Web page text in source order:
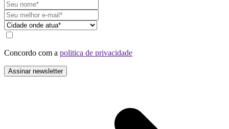
Concordo com a politica de privacidade